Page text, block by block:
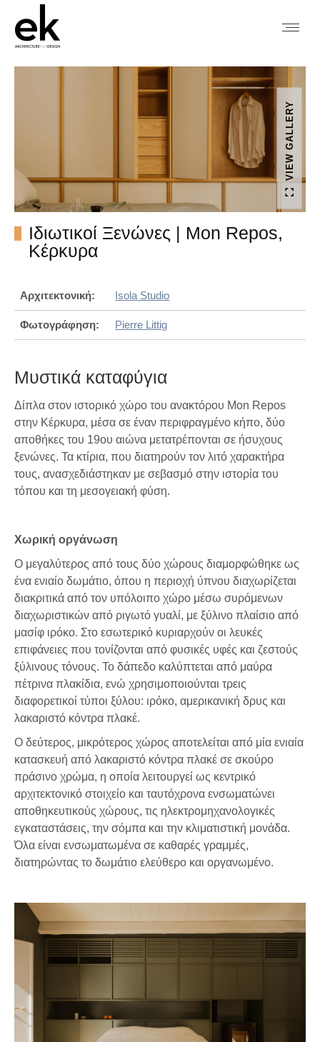
VIEW GALLERY
Ιδιωτικοί Ξενώνες | Mon Repos,
Κέρκυρα
Αρχιτεκτονική: Isola Studio
Φωτογράφηση: Pierre Littig
Μυστικά καταφύγια
Δίπλα στον ιστορικό χώρο του ανακτόρου Mon Repos
στην Κέρκυρα, μέσα σε έναν περιφραγμένο κήπο, δύο
αποθήκες του 19ου αιώνα μετατρέπονται σε ήσυχους
ξενώνες. Τα κτίρια, που διατηρούν τον λιτό χαρακτήρα
τους, ανασχεδιάστηκαν με σεβασμό στην ιστορία του
τόπου και τη μεσογειακή φύση.
Χωρική οργάνωση
Ο μεγαλύτερος από τους δύο χώρους διαμορφώθηκε ως
ένα ενιαίο δωμάτιο, όπου η περιοχή ύπνου διαχωρίζεται
διακριτικά από τον υπόλοιπο χώρο μέσω συρόμενων
διαχωριστικών από ριγωτό γυαλί, με ξύλινο πλαίσιο από
μασίφ ιρόκο. Στο εσωτερικό κυριαρχούν οι λευκές
επιφάνειες που τονίζονται από φυσικές υφές και ζεστούς
ξύλινους τόνους. Το δάπεδο καλύπτεται από μαύρα
πέτρινα πλακίδια, ενώ χρησιμοποιούνται τρεις
διαφορετικοί τύποι ξύλου: ιρόκο, αμερικανική δρυς και
λακαριστό κόντρα πλακέ.
Ο δεύτερος, μικρότερος χώρος αποτελείται από μία ενιαία
κατασκευή από λακαριστό κόντρα πλακέ σε σκούρο
πράσινο χρώμα, η οποία λειτουργεί ως κεντρικό
αρχιτεκτονικό στοιχείο και ταυτόχρονα ενσωματώνει
αποθηκευτικούς χώρους, τις ηλεκτρομηχανολογικές
εγκαταστάσεις, την σόμπα και την κλιματιστική μονάδα.
Όλα είναι ενσωματωμένα σε καθαρές γραμμές,
διατηρώντας το δωμάτιο ελεύθερο και οργανωμένο.